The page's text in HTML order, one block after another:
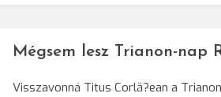
Mégsem lesz Trianon-nap
Visszavonná Titus Corlă?ean a